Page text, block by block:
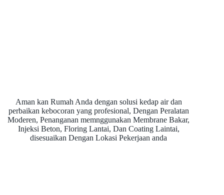
Aman kan Rumah Anda dengan solusi kedap air dan
perbaikan kebocoran yang profesional, Dengan Peralatan
Moderen, Penanganan memnggunakan Membrane Bakar,
Injeksi Beton, Floring Lantai, Dan Coating Laintai,
disesuaikan Dengan Lokasi Pekerjaan anda